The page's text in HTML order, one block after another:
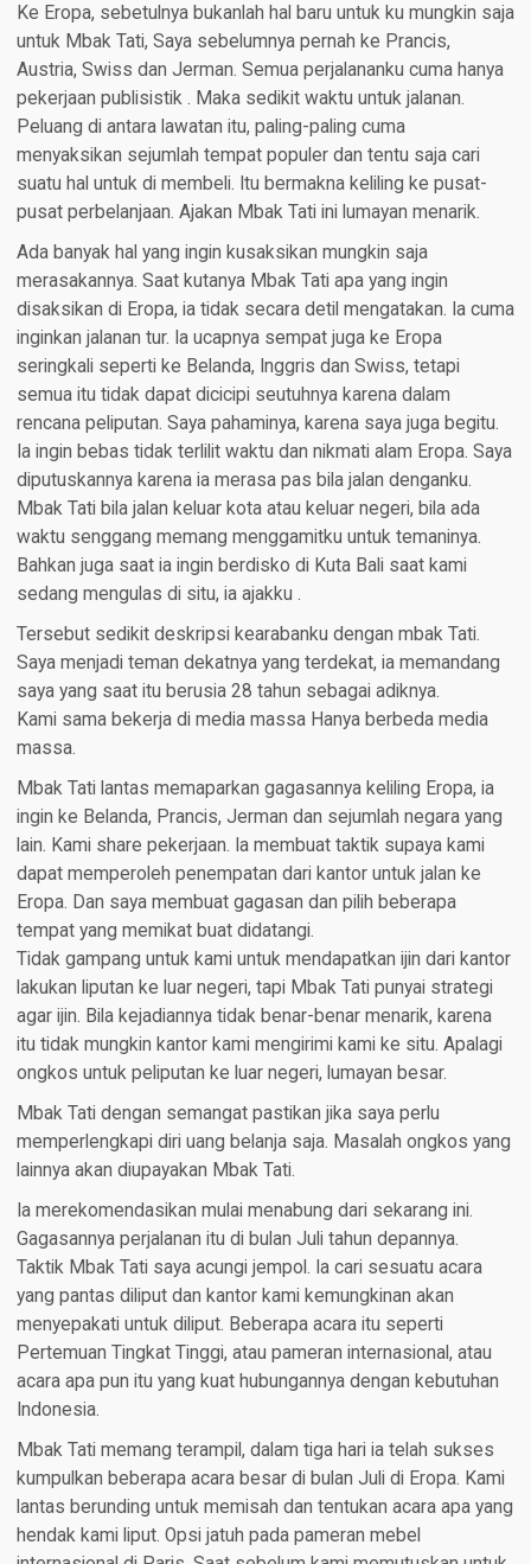
Ke Eropa, sebetulnya bukanlah hal baru untuk ku mungkin saja
untuk Mbak Tati, Saya sebelumnya pernah ke Prancis,
Austria, Swiss dan Jerman. Semua perjalananku cuma hanya
pekerjaan publisistik . Maka sedikit waktu untuk jalanan.
Peluang di antara lawatan itu, paling-paling cuma
menyaksikan sejumlah tempat populer dan tentu saja cari
suatu hal untuk di membeli. Itu bermakna keliling ke pusat-
pusat perbelanjaan. Ajakan Mbak Tati ini lumayan menarik.
Ada banyak hal yang ingin kusaksikan mungkin saja
merasakannya. Saat kutanya Mbak Tati apa yang ingin
disaksikan di Eropa, ia tidak secara detil mengatakan. Ia cuma
inginkan jalanan tur. Ia ucapnya sempat juga ke Eropa
seringkali seperti ke Belanda, Inggris dan Swiss, tetapi
semua itu tidak dapat dicicipi seutuhnya karena dalam
rencana peliputan. Saya pahaminya, karena saya juga begitu.
Ia ingin bebas tidak terlilit waktu dan nikmati alam Eropa. Saya
diputuskannya karena ia merasa pas bila jalan denganku.
Mbak Tati bila jalan keluar kota atau keluar negeri, bila ada
waktu senggang memang menggamitku untuk temaninya.
Bahkan juga saat ia ingin berdisko di Kuta Bali saat kami
sedang mengulas di situ, ia ajakku .
Tersebut sedikit deskripsi kearabanku dengan mbak Tati.
Saya menjadi teman dekatnya yang terdekat, ia memandang
saya yang saat itu berusia 28 tahun sebagai adiknya.
Kami sama bekerja di media massa Hanya berbeda media
massa.
Mbak Tati lantas memaparkan gagasannya keliling Eropa, ia
ingin ke Belanda, Prancis, Jerman dan sejumlah negara yang
lain. Kami share pekerjaan. Ia membuat taktik supaya kami
dapat memperoleh penempatan dari kantor untuk jalan ke
Eropa. Dan saya membuat gagasan dan pilih beberapa
tempat yang memikat buat didatangi.
Tidak gampang untuk kami untuk mendapatkan ijin dari kantor
lakukan liputan ke luar negeri, tapi Mbak Tati punyai strategi
agar ijin. Bila kejadiannya tidak benar-benar menarik, karena
itu tidak mungkin kantor kami mengirimi kami ke situ. Apalagi
ongkos untuk peliputan ke luar negeri, lumayan besar.
Mbak Tati dengan semangat pastikan jika saya perlu
memperlengkapi diri uang belanja saja. Masalah ongkos yang
lainnya akan diupayakan Mbak Tati.
Ia merekomendasikan mulai menabung dari sekarang ini.
Gagasannya perjalanan itu di bulan Juli tahun depannya.
Taktik Mbak Tati saya acungi jempol. Ia cari sesuatu acara
yang pantas diliput dan kantor kami kemungkinan akan
menyepakati untuk diliput. Beberapa acara itu seperti
Pertemuan Tingkat Tinggi, atau pameran internasional, atau
acara apa pun itu yang kuat hubungannya dengan kebutuhan
Indonesia.
Mbak Tati memang terampil, dalam tiga hari ia telah sukses
kumpulkan beberapa acara besar di bulan Juli di Eropa. Kami
lantas berunding untuk memisah dan tentukan acara apa yang
hendak kami liput. Opsi jatuh pada pameran mebel